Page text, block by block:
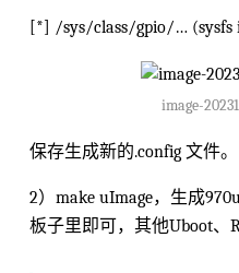
[*] /sys/class/gpio/… (sysfs
image-
保存生成新的.config 文件。
2）make uImage，生成
板子里即可，其他Uboot、